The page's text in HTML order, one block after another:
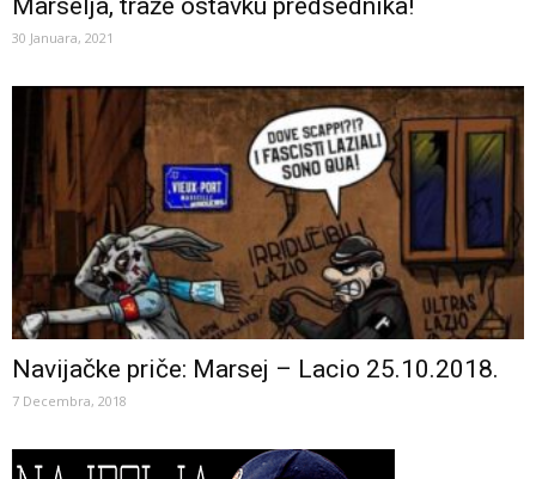
Marselja, traže ostavku predsednika!
30 Januara, 2021
Navijačke priče: Marsej – Lacio 25.10.2018.
7 Decembra, 2018